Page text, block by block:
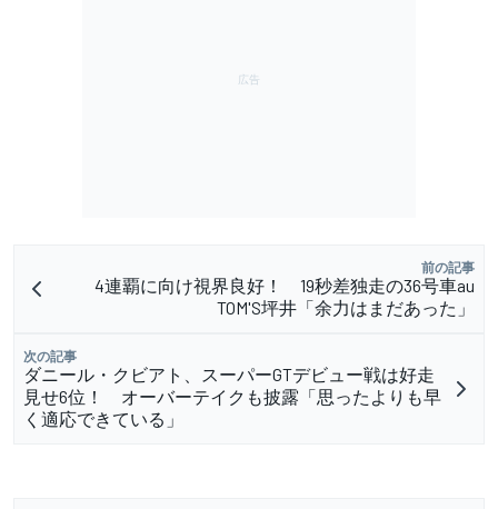
前の記事
4連覇に向け視界良好！ 19秒差独走の36号車au
TOM'S坪井「余力はまだあった」
次の記事
ダニール・クビアト、スーパーGTデビュー戦は好走
見せ6位！ オーバーテイクも披露「思ったよりも早
く適応できている」